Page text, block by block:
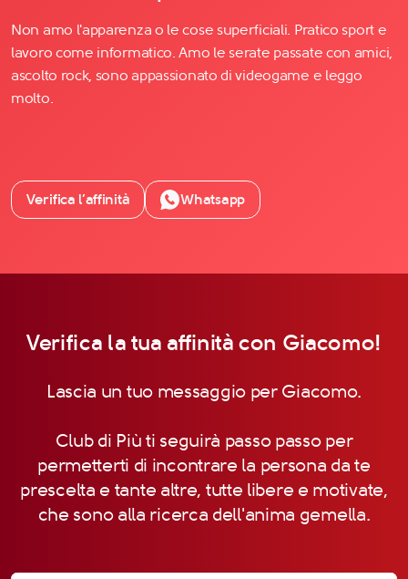
Non amo l'apparenza o le cose superficiali. Pratico sport e
lavoro come informatico. Amo le serate passate con amici,
ascolto rock, sono appassionato di videogame e leggo
molto.
Verifica l’affinità Whatsapp
Verifica la tua affinità con Giacomo!
Lascia un tuo messaggio per Giacomo.
Club di Più ti seguirà passo passo per
permetterti di incontrare la persona da te
prescelta e tante altre, tutte libere e motivate,
che sono alla ricerca dell'anima gemella.